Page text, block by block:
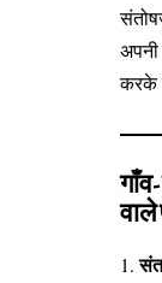
करके
वाले